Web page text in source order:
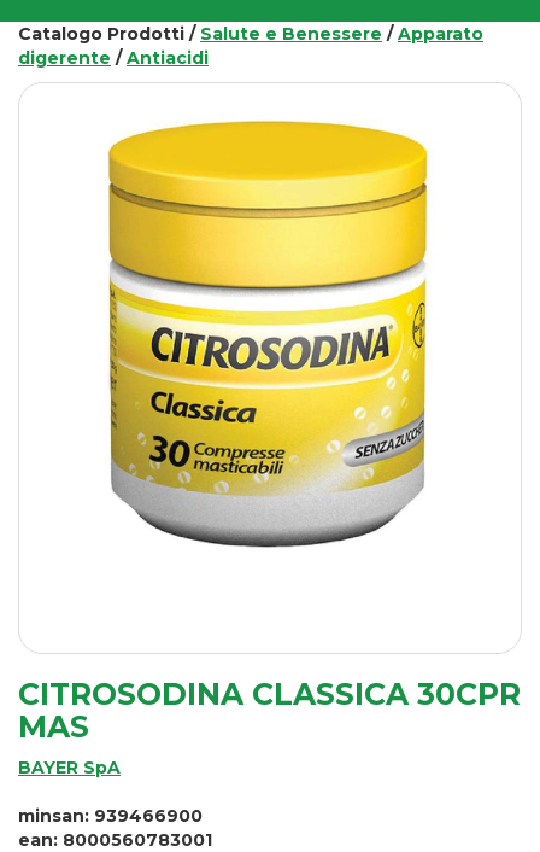
Catalogo Prodotti / Salute e Benessere /Apparato
digerente /Antiacidi
CITROSODINA CLASSICA 30CPR
MAS
BAYER SpA
minsan: 939466900
ean: 8000560783001